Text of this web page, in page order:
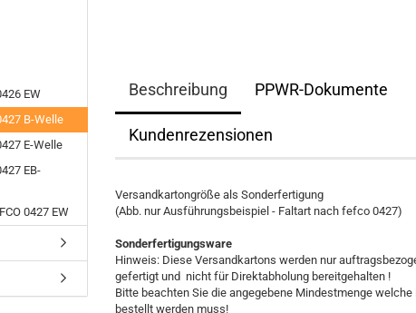
Beschreibung PPWR-Dokumente
Kundenrezensionen
Versandkartongröße als Sonderfertigung
(Abb. nur Ausführungsbeispiel - Faltart nach fefco 0427)
Sonderfertigungsware
Hinweis: Diese Versandkartons werden nur
gefertigt und nicht für Direktabholung bereitgehalten !
Bitte beachten Sie die angegebene Mindestmenge welche
bestellt werden muss!
EW
B-Welle
E-Welle
EB-
0427 EW